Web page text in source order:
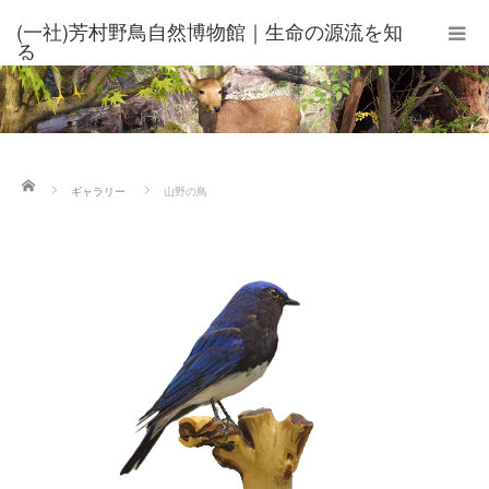
(一社)芳村野鳥自然博物館｜生命の源流を知
る
ホーム ギャラリー 山野の鳥